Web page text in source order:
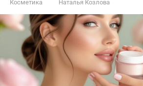
Косметика Наталья Козлова